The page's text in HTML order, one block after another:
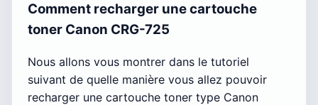
Comment recharger une cartouche
toner Canon CRG-725
Nous allons vous montrer dans le tutoriel
suivant de quelle manière vous allez pouvoir
recharger une cartouche toner type Canon